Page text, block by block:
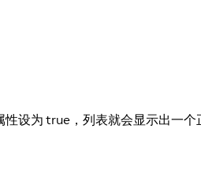
设为 true，列表就会显示出一个